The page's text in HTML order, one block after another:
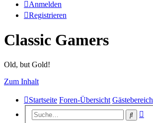
Anmelden
Registrieren
Classic Gamers
Old, but Gold!
Zum Inhalt
Startseite Foren-Übersicht Gästebereich
Suche